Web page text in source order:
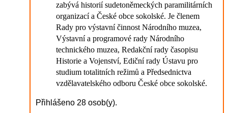
zabývá historií sudetoněmeckých paramilitárních
organizací a České obce sokolské. Je členem
Rady pro výstavní činnost Národního muzea,
Výstavní a programové rady Národního
technického muzea, Redakční rady časopisu
Historie a Vojenství, Ediční rady Ústavu pro
studium totalitních režimů a Předsednictva
vzdělavatelského odboru České obce sokolské.
Přihlášeno 28 osob(y).